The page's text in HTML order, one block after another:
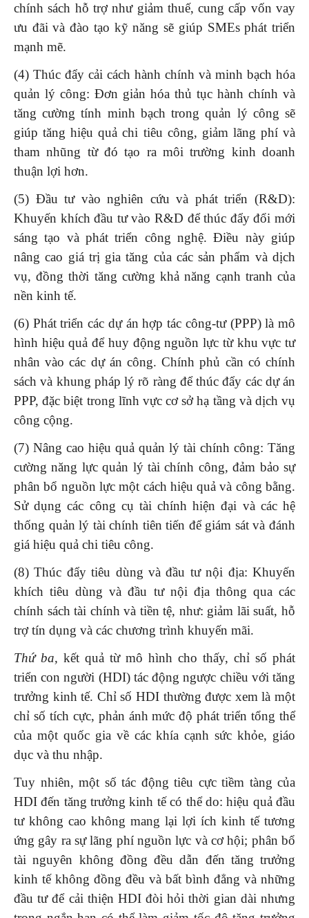
chính sách hỗ trợ như giảm thuế, cung cấp vốn vay
ưu đãi và đào tạo kỹ năng sẽ giúp SMEs phát triển
mạnh mẽ.
(4) Thúc đẩy cải cách hành chính và minh bạch hóa
quản lý công: Đơn giản hóa thủ tục hành chính và
tăng cường tính minh bạch trong quản lý công sẽ
giúp tăng hiệu quả chi tiêu công, giảm lãng phí và
tham nhũng từ đó tạo ra môi trường kinh doanh
thuận lợi hơn.
(5) Đầu tư vào nghiên cứu và phát triển (R&D):
Khuyến khích đầu tư vào R&D để thúc đẩy đổi mới
sáng tạo và phát triển công nghệ. Điều này giúp
nâng cao giá trị gia tăng của các sản phẩm và dịch
vụ, đồng thời tăng cường khả năng cạnh tranh của
nền kinh tế.
(6) Phát triển các dự án hợp tác công-tư (PPP) là mô
hình hiệu quả để huy động nguồn lực từ khu vực tư
nhân vào các dự án công. Chính phủ cần có chính
sách và khung pháp lý rõ ràng để thúc đẩy các dự án
PPP, đặc biệt trong lĩnh vực cơ sở hạ tầng và dịch vụ
công cộng.
(7) Nâng cao hiệu quả quản lý tài chính công: Tăng
cường năng lực quản lý tài chính công, đảm bảo sự
phân bổ nguồn lực một cách hiệu quả và công bằng.
Sử dụng các công cụ tài chính hiện đại và các hệ
thống quản lý tài chính tiên tiến để giám sát và đánh
giá hiệu quả chi tiêu công.
(8) Thúc đẩy tiêu dùng và đầu tư nội địa: Khuyến
khích tiêu dùng và đầu tư nội địa thông qua các
chính sách tài chính và tiền tệ, như: giảm lãi suất, hỗ
trợ tín dụng và các chương trình khuyến mãi.
Thứ ba, kết quả từ mô hình cho thấy, chỉ số phát
triển con người (HDI) tác động ngược chiều với tăng
trưởng kinh tế. Chỉ số HDI thường được xem là một
chỉ số tích cực, phản ánh mức độ phát triển tổng thể
của một quốc gia về các khía cạnh sức khỏe, giáo
dục và thu nhập.
Tuy nhiên, một số tác động tiêu cực tiềm tàng của
HDI đến tăng trưởng kinh tế có thể do: hiệu quả đầu
tư không cao không mang lại lợi ích kinh tế tương
ứng gây ra sự lãng phí nguồn lực và cơ hội; phân bổ
tài nguyên không đồng đều dẫn đến tăng trưởng
kinh tế không đồng đều và bất bình đẳng và những
đầu tư để cải thiện HDI đòi hỏi thời gian dài nhưng